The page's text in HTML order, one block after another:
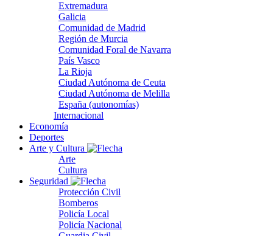
Extremadura
Galicia
Comunidad de Madrid
Región de Murcia
Comunidad Foral de Navarra
País Vasco
La Rioja
Ciudad Autónoma de Ceuta
Ciudad Autónoma de Melilla
España (autonomías)
Internacional
Economía
Deportes
Arte y Cultura
Arte
Cultura
Seguridad
Protección Civil
Bomberos
Policía Local
Policía Nacional